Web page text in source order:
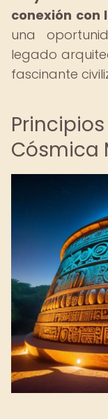
conexión con
una
legado
fascinante
Cósmica